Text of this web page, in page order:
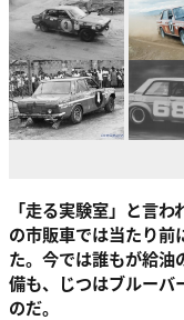
「走る実験室」と言
の市販車では当たり前
た。今では誰もが給油
備も、じつはブルーバ
のだ。